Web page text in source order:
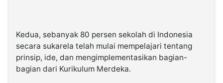
Kedua, sebanyak 80 persen sekolah di Indonesia
secara sukarela telah mulai mempelajari tentang
prinsip, ide, dan mengimplementasikan bagian-
bagian dari Kurikulum Merdeka.